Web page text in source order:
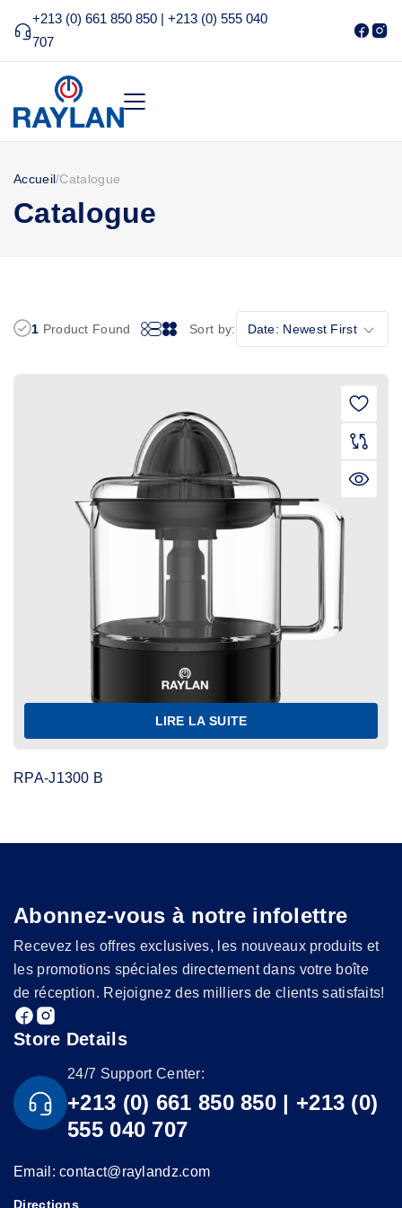
+213 (0) 661 850 850 | +213 (0) 555 040
707
Accueil/Catalogue
Catalogue
1 Product Found Sort by: Date: Newest First
LIRE LA SUITE
RPA-J1300 B
Abonnez-vous à notre infolettre
Recevez les offres exclusives, les nouveaux produits et
les promotions spéciales directement dans votre boîte
de réception. Rejoignez des milliers de clients satisfaits!
Store Details
24/7 Support Center:
+213 (0) 661 850 850 | +213 (0)
555 040 707
Email: contact@raylandz.com
Directions